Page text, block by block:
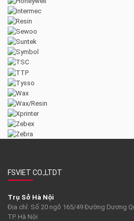
FSVIET CO.,LTDT
Trụ Sở Hà Nội
Địa chỉ: Số 20 ngõ 165/49 Đường Dương
TP. Hà Nội